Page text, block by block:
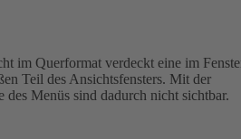
im Querformat verdeckt eine im
Teil des Ansichtsfensters. Mit der
des Menüs sind dadurch nicht sichtbar.